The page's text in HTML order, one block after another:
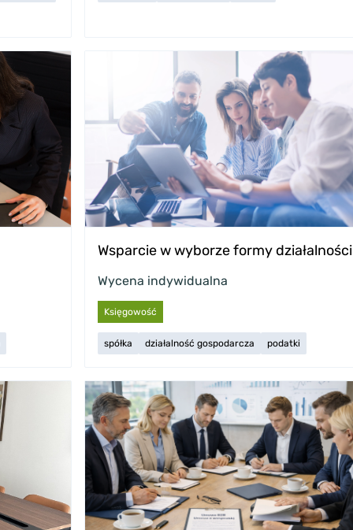
Wsparcie w wyborze formy działalności
Wycena indywidualna
Księgowość
spółka działalność gospodarcza podatki